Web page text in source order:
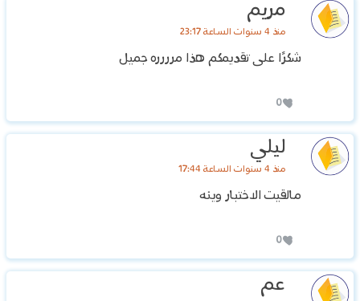
مريم
منذ 4 سنوات الساعة 23:17
شكرًا على تقديمكم هذا مرررره جميل
0
ليلي
منذ 4 سنوات الساعة 17:44
مالقيت الاختبار وينه
0
عم